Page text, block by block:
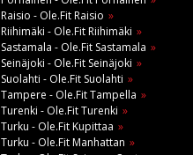
Raisio - Ole.Fit Raisio
Riihimäki - Ole.Fit Riihimäki
Sastamala - Ole.Fit Sastamala
Seinäjoki - Ole.Fit Seinäjoki
Suolahti - Ole.Fit Suolahti
Tampere - Ole.Fit Tampella
Turenki - Ole.Fit Turenki
Turku - Ole.Fit Kupittaa
Turku - Ole.Fit Manhattan